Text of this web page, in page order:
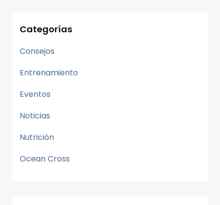
Categorías
Consejos
Entrenamiento
Eventos
Noticias
Nutrición
Ocean Cross